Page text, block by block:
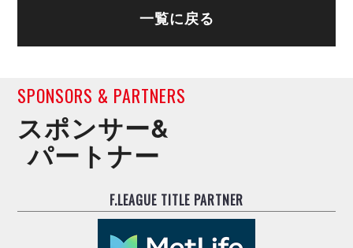
リガーレヴィア葛飾
ヴィンセドール白山
デウソン神戸
ポルセイド浜田
ミラクルスマイル新居浜
一覧に戻る
SPONSORS & PARTNERS
スポンサー&
パートナー
F.LEAGUE TITLE PARTNER